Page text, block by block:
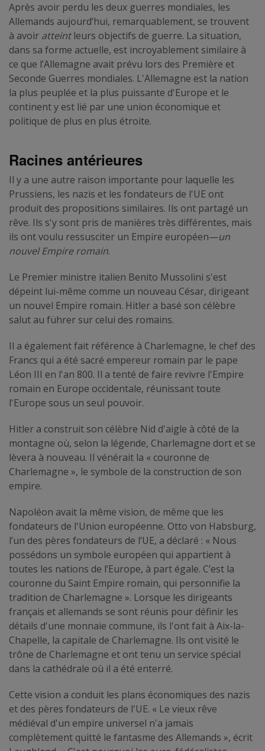
Après avoir perdu les deux guerres mondiales, les
Allemands aujourd’hui, remarquablement, se trouvent
à avoir atteintleurs objectifs de guerre. La situation,
dans sa forme actuelle, est incroyablement similaire à
ce que l’Allemagne avait prévu lors des Première et
Seconde Guerres mondiales. L'Allemagne est la nation
la plus peuplée et la plus puissante d'Europe et le
continent y est lié par une union économique et
politique de plus en plus étroite.
Racines antérieures
Il y a une autre raison importante pour laquelle les
Prussiens, les nazis et les fondateurs de l'UE ont
produit des propositions similaires. Ils ont partagé un
rêve. Ils s'y sont pris de manières très différentes, mais
ils ont voulu ressusciter un Empire européen—un
nouvel Empire romain.
Le Premier ministre italien Benito Mussolini s'est
dépeint lui-même comme un nouveau César, dirigeant
un nouvel Empire romain. Hitler a basé son célèbre
salut au führer sur celui des romains.
Il a également fait référence à Charlemagne, le chef des
Francs qui a été sacré empereur romain par le pape
Léon III en l'an 800. Il a tenté de faire revivre l'Empire
romain en Europe occidentale, réunissant toute
l'Europe sous un seul pouvoir.
Hitler a construit son célèbre Nid d'aigle à côté de la
montagne où, selon la légende, Charlemagne dort et se
lèvera à nouveau. Il vénérait la « couronne de
Charlemagne », le symbole de la construction de son
empire.
Napoléon avait la même vision, de même que les
fondateurs de l'Union européenne. Otto von Habsburg,
l’un des pères fondateurs de l’UE, a déclaré : « Nous
possédons un symbole européen qui appartient à
toutes les nations de l’Europe, à part égale. C’est la
couronne du Saint Empire romain, qui personnifie la
tradition de Charlemagne ». Lorsque les dirigeants
français et allemands se sont réunis pour définir les
détails d'une monnaie commune, ils l'ont fait à Aix-la-
Chapelle, la capitale de Charlemagne. Ils ont visité le
trône de Charlemagne et ont tenu un service spécial
dans la cathédrale où il a été enterré.
Cette vision a conduit les plans économiques des nazis
et des pères fondateurs de l'UE. « Le vieux rêve
médiéval d'un empire universel n'a jamais
complètement quitté le fantasme des Allemands », écrit